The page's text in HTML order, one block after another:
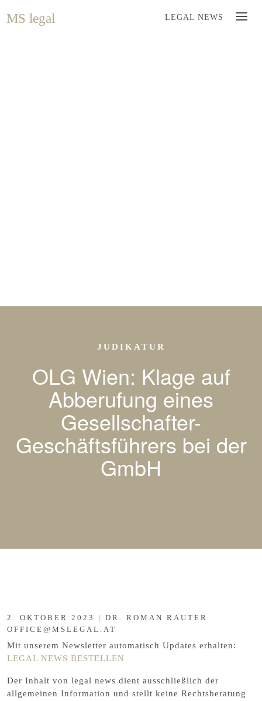
MS legal LEGAL NEWS
JUDIKATUR
OLG Wien: Klage auf
Abberufung eines
Gesellschafter-
Geschäftsführers bei der
GmbH
2. OKTOBER 2023 | DR. ROMAN RAUTER
OFFICE@MSLEGAL.AT
Mit unserem Newsletter automatisch Updates erhalten:
LEGAL NEWS BESTELLEN
Der Inhalt von legal news dient ausschließlich der
allgemeinen Information und stellt keine Rechtsberatung